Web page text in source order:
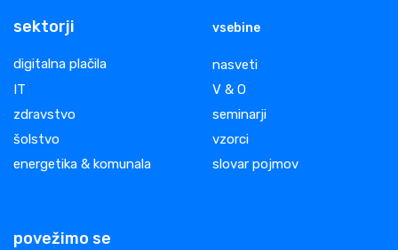
sektorji
digitalna plačila
IT
zdravstvo
šolstvo
energetika & komunala
vsebine
nasveti
V & O
seminarji
vzorci
slovar pojmov
povežimo se